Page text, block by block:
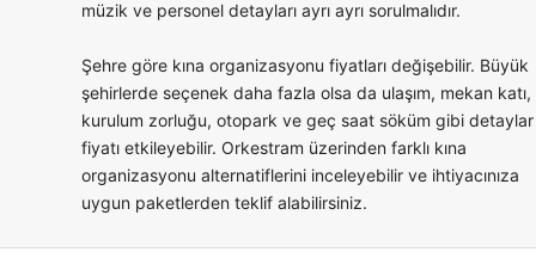
müzik ve personel detayları ayrı ayrı sorulmalıdır.
Şehre göre kına organizasyonu fiyatları değişebilir. Büyük
şehirlerde seçenek daha fazla olsa da ulaşım, mekan katı,
kurulum zorluğu, otopark ve geç saat söküm gibi detaylar
fiyatı etkileyebilir. Orkestram üzerinden farklı kına
organizasyonu alternatiflerini inceleyebilir ve ihtiyacınıza
uygun paketlerden teklif alabilirsiniz.